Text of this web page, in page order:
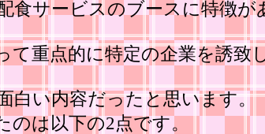
食サービスのブースに特徴が
て重点的に特定の企業を誘致
白い内容だったと思います。
のは以下の2点です。